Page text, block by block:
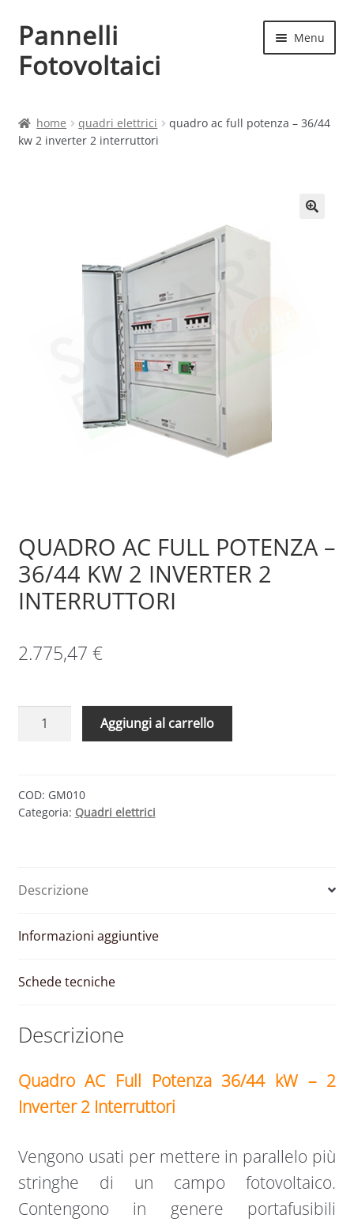
Vai
alla
navigazione
Vai
al
contenuto
Pannelli
Fotovoltaici
Menu
Cart
home quadri elettrici
quadro ac full potenza – 36/44
kw 2 inverter 2 interruttori
QUADRO AC FULL POTENZA –
36/44 KW 2 INVERTER 2
INTERRUTTORI
2.775,47 €
QUADRO
–
36/44
2
quantità
Aggiungi al carrello
COD: GM010
Categoria: Quadri elettrici
Descrizione
Informazioni aggiuntive
Schede tecniche
Descrizione
Quadro AC Full Potenza 36/44 kW – 2
Inverter 2 Interruttori
Vengono usati per mettere in parallelo più
stringhe di un campo fotovoltaico.
Contengono in genere portafusibili